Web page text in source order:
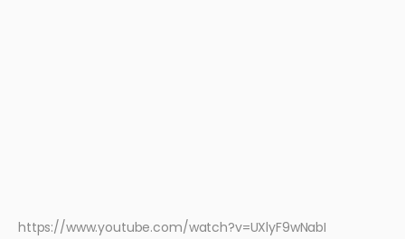
https://www.youtube.com/watch?v=UXlyF9wNabI